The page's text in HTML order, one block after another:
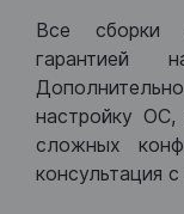
Все сборки
гарантией
настройку
сложных
консультация